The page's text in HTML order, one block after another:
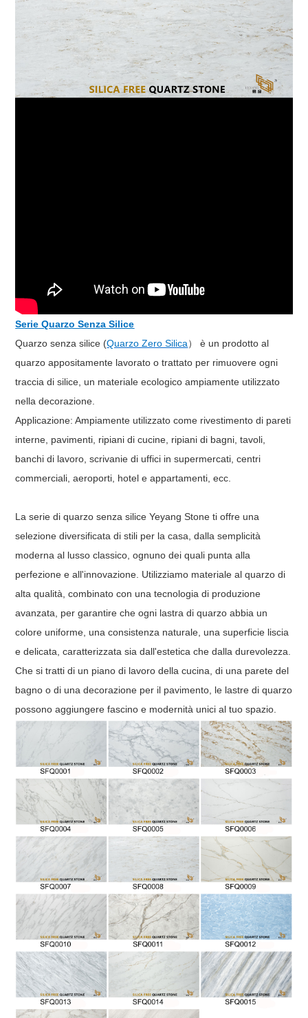
Serie Quarzo Senza Silice
Quarzo senza silice (Quarzo Zero Silica） è un prodotto al
quarzo appositamente lavorato o trattato per rimuovere ogni
traccia di silice, un materiale ecologico ampiamente utilizzato
nella decorazione.
Applicazione: Ampiamente utilizzato come rivestimento di pareti
interne, pavimenti, ripiani di cucine, ripiani di bagni, tavoli,
banchi di lavoro, scrivanie di uffici in supermercati, centri
commerciali, aeroporti, hotel e appartamenti, ecc.
La serie di quarzo senza silice Yeyang Stone ti offre una
selezione diversificata di stili per la casa, dalla semplicità
moderna al lusso classico, ognuno dei quali punta alla
perfezione e all'innovazione. Utilizziamo materiale al quarzo di
alta qualità, combinato con una tecnologia di produzione
avanzata, per garantire che ogni lastra di quarzo abbia un
colore uniforme, una consistenza naturale, una superficie liscia
e delicata, caratterizzata sia dall'estetica che dalla durevolezza.
Che si tratti di un piano di lavoro della cucina, di una parete del
bagno o di una decorazione per il pavimento, le lastre di quarzo
possono aggiungere fascino e modernità unici al tuo spazio.